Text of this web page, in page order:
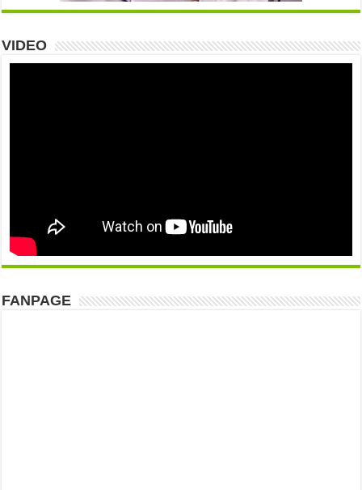
VIDEO
FANPAGE